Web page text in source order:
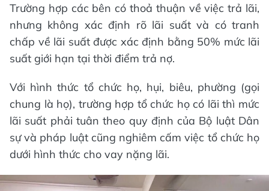
Trường hợp các bên có thoả thuận về việc trả lãi,
nhưng không xác định rõ lãi suất và có tranh
chấp về lãi suất được xác định bằng 50% mức lãi
suất giới hạn tại thời điểm trả nợ.
Với hình thức tổ chức họ, hụi, biêu, phường (gọi
chung là họ), trường hợp tổ chức họ có lãi thì mức
lãi suất phải tuân theo quy định của Bộ luật Dân
sự và pháp luật cũng nghiêm cấm việc tổ chức họ
dưới hình thức cho vay nặng lãi.